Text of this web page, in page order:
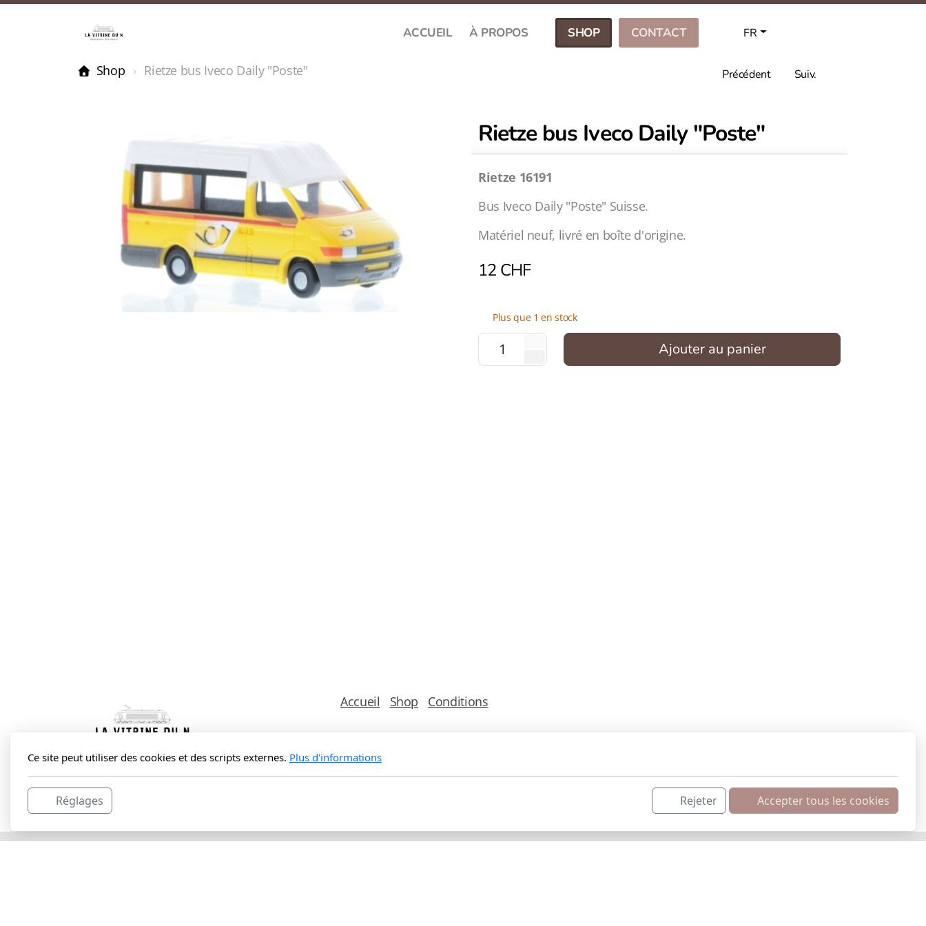
ACCUEIL À PROPOS SHOP CONTACT FR
Précédent Suiv.
Shop Rietze bus Iveco Daily "Poste"
Rietze bus Iveco Daily "Poste"
Rietze 16191
Bus Iveco Daily "Poste" Suisse.
Matériel neuf, livré en boîte d'origine.
12 CHF
Plus que 1 en stock
Ajouter au panier
La Vitrine du N Sàrl
Route du Lac 3C
Accueil Shop Conditions
formulaire de contact, mais également au
Ce site peut utiliser des cookies et des scripts externes. Plus d'informations
Réglages Rejeter Accepter tous les cookies